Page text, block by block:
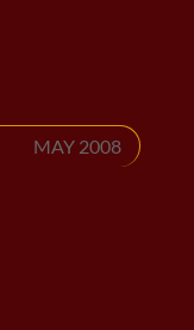
MAY 2008